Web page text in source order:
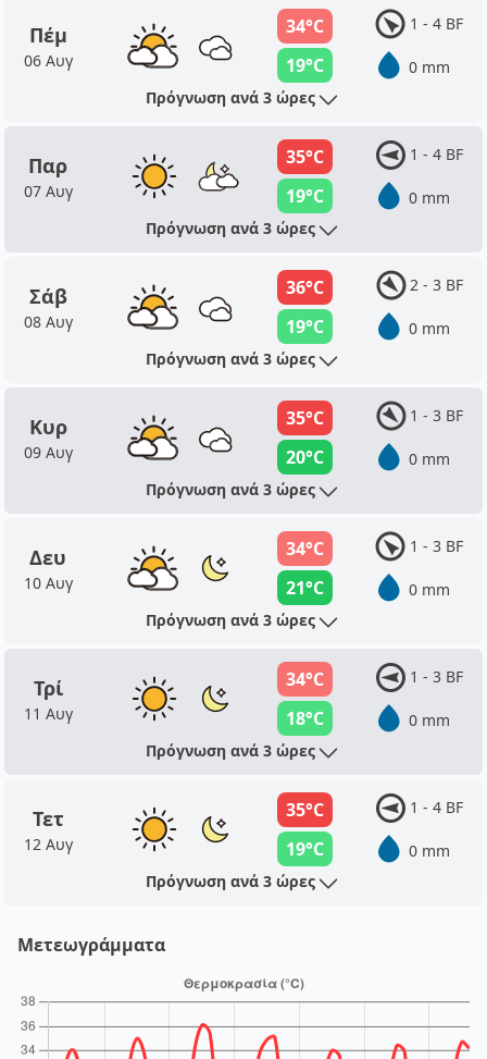
Πέμ
06 Αυγ
34°C
19°C
1 - 4 BF
0 mm
Πρόγνωση ανά 3 ώρες
Παρ
07 Αυγ
35°C
19°C
1 - 4 BF
0 mm
Πρόγνωση ανά 3 ώρες
Σάβ
08 Αυγ
36°C
19°C
2 - 3 BF
0 mm
Πρόγνωση ανά 3 ώρες
Κυρ
09 Αυγ
35°C
20°C
1 - 3 BF
0 mm
Πρόγνωση ανά 3 ώρες
Δευ
10 Αυγ
34°C
21°C
1 - 3 BF
0 mm
Πρόγνωση ανά 3 ώρες
Τρί
11 Αυγ
34°C
18°C
1 - 3 BF
0 mm
Πρόγνωση ανά 3 ώρες
Τετ
12 Αυγ
35°C
19°C
1 - 4 BF
0 mm
Πρόγνωση ανά 3 ώρες
Μετεωγράμματα